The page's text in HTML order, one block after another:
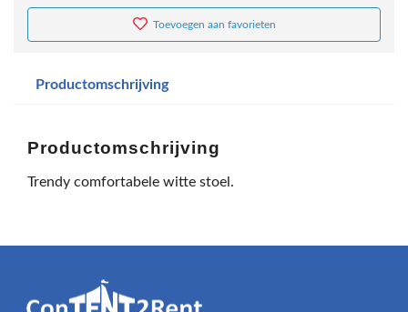
Toevoegen aan favorieten
Productomschrijving
Productomschrijving
Trendy comfortabele witte stoel.